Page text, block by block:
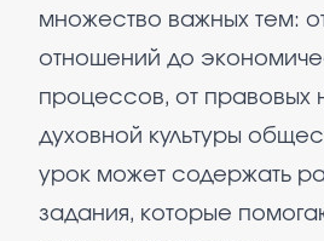
множество важных тем:
отношений до
процессов, от правовых
духовной культуры
урок может содержать
задания, которые